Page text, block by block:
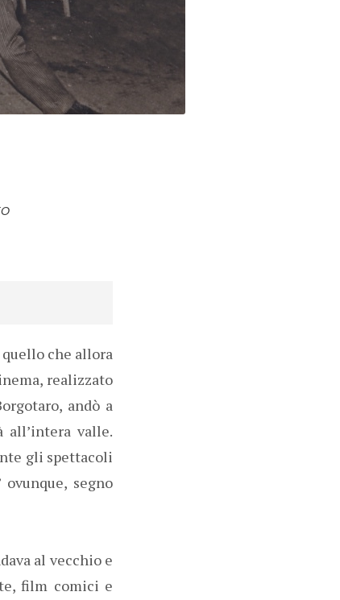
che allora
realizzato
andò a
valle.
gli spettacoli
segno
al vecchio e
film comici e